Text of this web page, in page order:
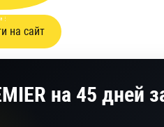
⋮
на сайт
на 45 дней